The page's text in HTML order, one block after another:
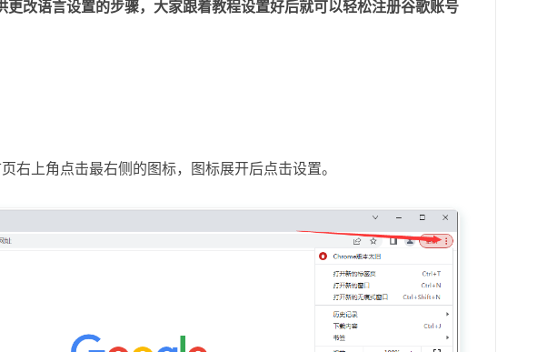
更改语言设置的步骤，大家跟着教程设置好后就可以轻松注册谷歌账号
右上角点击最右侧的图标，图标展开后点击设置。